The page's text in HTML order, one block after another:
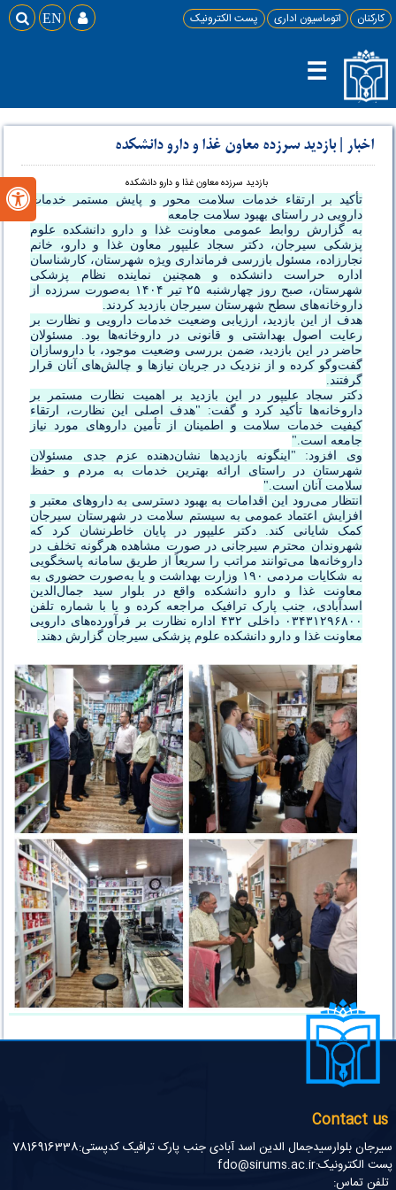
کارکنان اتوماسیون اداری پست الکترونیک  EN 
☰
اخبار |بازدید سرزده معاون غذا و دارو دانشکده
بازدید سرزده معاون غذا و دارو دانشکده
تأکید بر ارتقاء خدمات سلامت محور و پایش مستمر خدمات
دارویی در راستای بهبود سلامت جامعه
به گزارش روابط عمومی معاونت غذا و دارو دانشکده علوم
پزشکی سیرجان، دکتر سجاد علیپور معاون غذا و دارو، خانم
نجارزاده، مسئول بازرسی فرمانداری ویژه شهرستان، کارشناسان
اداره حراست دانشکده و همچنین نماینده نظام پزشکی
شهرستان، صبح روز چهارشنبه ۲۵ تیر ۱۴۰۴ به‌صورت سرزده از
داروخانه‌های سطح شهرستان سیرجان بازدید کردند.
هدف از این بازدید، ارزیابی وضعیت خدمات دارویی و نظارت بر
رعایت اصول بهداشتی و قانونی در داروخانه‌ها بود. مسئولان
حاضر در این بازدید، ضمن بررسی وضعیت موجود، با داروسازان
گفت‌وگو کرده و از نزدیک در جریان نیازها و چالش‌های آنان قرار
گرفتند.
دکتر سجاد علیپور در این بازدید بر اهمیت نظارت مستمر بر
داروخانه‌ها تأکید کرد و گفت: "هدف اصلی این نظارت، ارتقاء
کیفیت خدمات سلامت و اطمینان از تأمین داروهای مورد نیاز
جامعه است."
وی افزود: "اینگونه بازدیدها نشان‌دهنده عزم جدی مسئولان
شهرستان در راستای ارائه بهترین خدمات به مردم و حفظ
سلامت آنان است."
انتظار می‌رود این اقدامات به بهبود دسترسی به داروهای معتبر و
افزایش اعتماد عمومی به سیستم سلامت در شهرستان سیرجان
کمک شایانی کند. دکتر علیپور در پایان خاطرنشان کرد که
شهروندان محترم سیرجانی در صورت مشاهده هرگونه تخلف در
داروخانه‌ها می‌توانند مراتب را سریعاً از طریق سامانه پاسخگویی
به شکایات مردمی ۱۹۰ وزارت بهداشت و یا به‌صورت حضوری به
معاونت غذا و دارو دانشکده واقع در بلوار سید جمال‌الدین
اسدآبادی، جنب پارک ترافیک مراجعه کرده و یا با شماره تلفن
۰۳۴۳۱۲۹۶۸۰۰ داخلی ۴۳۲ اداره نظارت بر فرآورده‌های دارویی
معاونت غذا و دارو دانشکده علوم پزشکی سیرجان گزارش دهند.
Contact us
سیرجان بلوارسیدجمال الدین اسد آبادی جنب پارک ترافیک کدپستی:7816916338
پست الکترونیک:fdo@sirums.ac.ir
تلفن تماس:
